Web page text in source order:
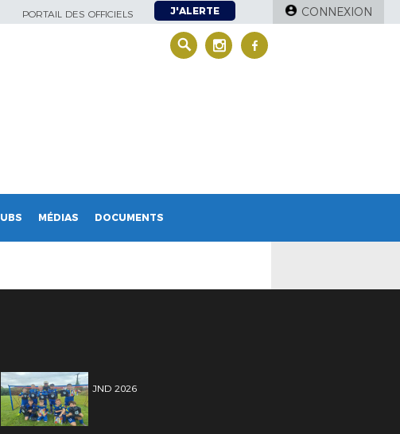
PORTAIL DES OFFICIELS J'ALERTE CONNEXION
MÉDIAS DOCUMENTS
JND 2026